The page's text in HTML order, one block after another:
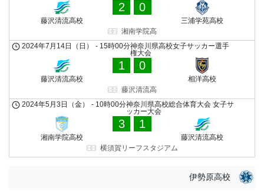
藤沢清流高校
2 0
三浦学苑高校
湘南学院高
神奈川県高校女子サッカー選手
権大会
2024年7月14日（日） - 15時00分
藤沢清流高校
1 0
相洋高校
藤沢清流高
神奈川県高校総合体育大会 女子サ
ッカー大会
2024年5月3日（金） - 10時00分
湘南学院高校
3 1
藤沢清流高校
横須賀リーフスタジアム
伊勢原高校